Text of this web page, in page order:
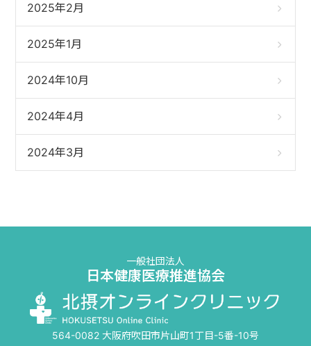
2025年2月
2025年1月
2024年10月
2024年4月
2024年3月
一般社団法人
日本健康医療推進協会
564-0082 大阪府吹田市片山町1丁目-5番-10号